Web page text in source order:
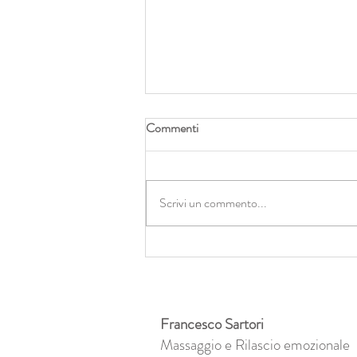
Abbracci di luce e zero
Commenti
Scrivi un commento...
Francesco Sartori
Massaggio e Rilascio emozionale